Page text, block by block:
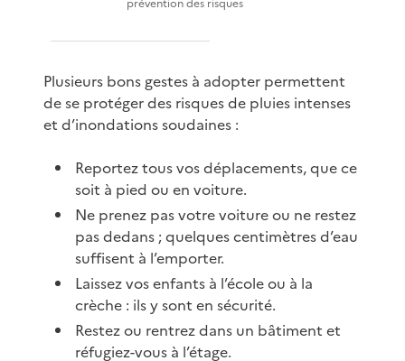
Plusieurs bons gestes à adopter permettent
de se protéger des risques de pluies intenses
et d’inondations soudaines :
Reportez tous vos déplacements, que ce
soit à pied ou en voiture.
Ne prenez pas votre voiture ou ne restez
pas dedans ; quelques centimètres d’eau
suffisent à l’emporter.
Laissez vos enfants à l’école ou à la
crèche : ils y sont en sécurité.
Restez ou rentrez dans un bâtiment et
réfugiez-vous à l’étage.